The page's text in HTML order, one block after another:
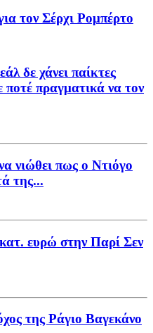
τον Σέρχι Ρομπέρτο
δε χάνει παίκτες
ποτέ πραγματικά να τον
νιώθει πως ο Ντιόγο
της...
ευρώ στην Παρί Σεν
της Ράγιο Βαγεκάνο